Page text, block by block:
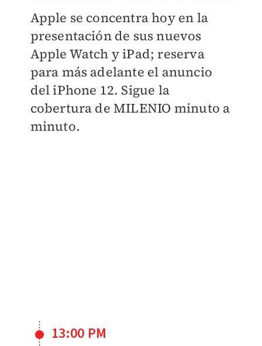
Apple se concentra hoy en la
presentación de sus nuevos
Apple Watch y iPad; reserva
para más adelante el anuncio
del iPhone 12. Sigue la
cobertura de MILENIO minuto a
minuto.
13:00 PM